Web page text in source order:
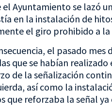
el Ayuntamiento se lazó
en la instalación de
el giro prohibido a la
el pasado
que se habían
de la señalización
así como la
que reforzaba la señal